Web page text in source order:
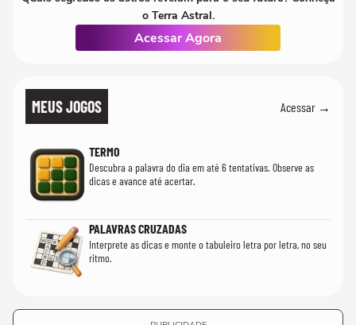
o Terra Astral.
Acessar Agora
MEUS JOGOS Acessar →
TERMO
Descubra a palavra do dia em até 6 tentativas. Observe as
dicas e avance até acertar.
PALAVRAS CRUZADAS
Interprete as dicas e monte o tabuleiro letra por letra, no seu
ritmo.